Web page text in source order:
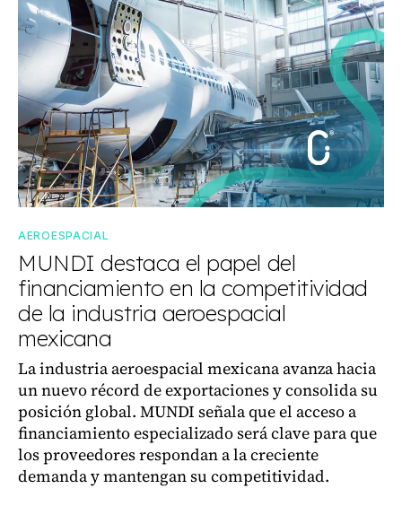
AEROESPACIAL
MUNDI destaca el papel del
financiamiento en la competitividad
de la industria aeroespacial
mexicana
La industria aeroespacial mexicana avanza hacia
un nuevo récord de exportaciones y consolida su
posición global. MUNDI señala que el acceso a
financiamiento especializado será clave para que
los proveedores respondan a la creciente
demanda y mantengan su competitividad.